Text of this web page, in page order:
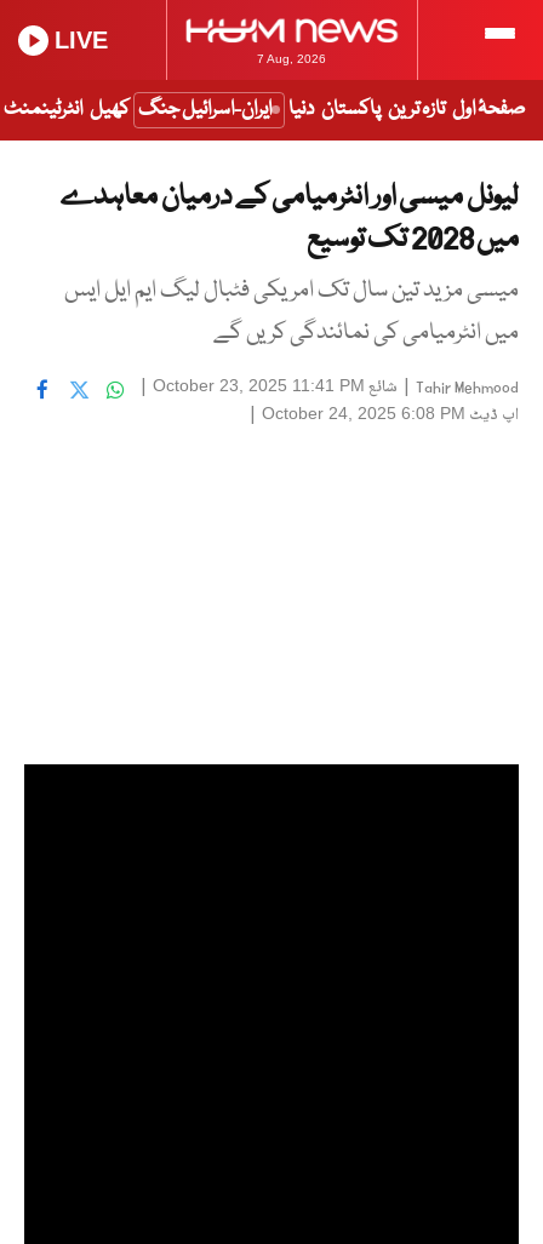
7 Aug, 2026
LIVE
صفحۂ اول تازہ ترین پاکستان دنیا ایران-اسرائیل جنگ کھیل انٹرٹینمنٹ
لیونل میسی اور انٹرمیامی کے درمیان معاہدے
میں 2028 تک توسیع
میسی مزید تین سال تک امریکی فٹبال لیگ ایم ایل ایس
میں انٹرمیامی کی نمائندگی کریں گے
Tahir Mehmood
| شائع October 23, 2025 11:41 PM
|
اپ ڈیٹ October 24, 2025 6:08 PM
|